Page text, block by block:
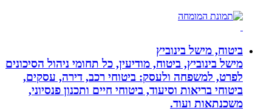
ביטוח, מישל בינוביץ
מישל בינוביץ, ביטוח, מודיעין, כל תחומי ניהול הסיכונים
לפרט, למשפחה ולעסק: ביטוחי רכב, דירה, עסקים,
ביטוחי בריאות וסיעוד, ביטוחי חיים ותכנון פנסיוני,
משכנתאות ועוד.